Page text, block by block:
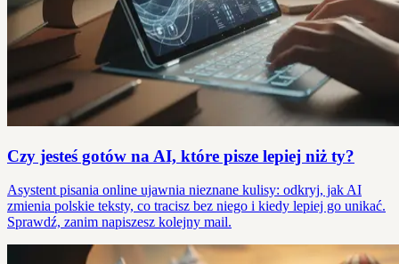
Czy jesteś gotów na AI, które pisze lepiej niż ty?
Asystent pisania online ujawnia nieznane kulisy: odkryj, jak AI
zmienia polskie teksty, co tracisz bez niego i kiedy lepiej go unikać.
Sprawdź, zanim napiszesz kolejny mail.